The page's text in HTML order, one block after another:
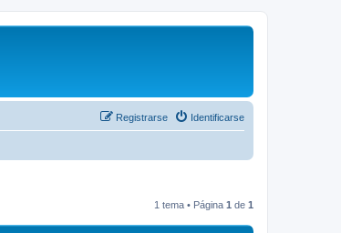
Identificarse
Registrarse
1 tema • Página 1 de 1